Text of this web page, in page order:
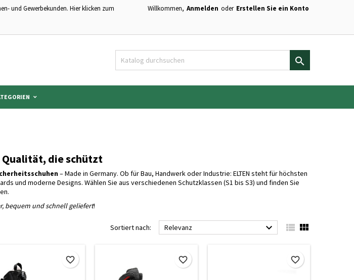
Willkommen, Anmelden oder Erstellen Sie ein Konto
und Gewerbekunden. Hier klicken zum

Qualität, die schützt
– Made in Germany. Ob für Bau, Handwerk oder Industrie: ELTEN steht für höchsten
und moderne Designs. Wählen Sie aus verschiedenen Schutzklassen (S1 bis S3) und finden Sie
bequem und schnell geliefert!
Sortiert nach: Relevanz   
favorite_border favorite_border favorite_border
×
×
((modalDeleteText))
×
Abbrechen Wunschliste erstellen
×
Ihrer Wunschliste hinzufügen zu können.
Abbrechen Anmelden